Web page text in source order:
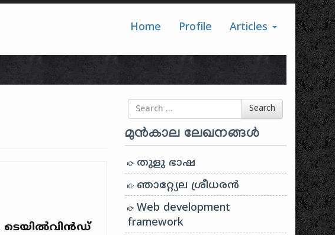
Home Profile Articles
ടെയിൽ‌വിൻഡ്
Search for Search
മുൻകാല ലേഖനങ്ങൾ
തുളു ഭാഷ
ഞാറ്റ്യേല ശ്രീധരൻ
Web development
framework